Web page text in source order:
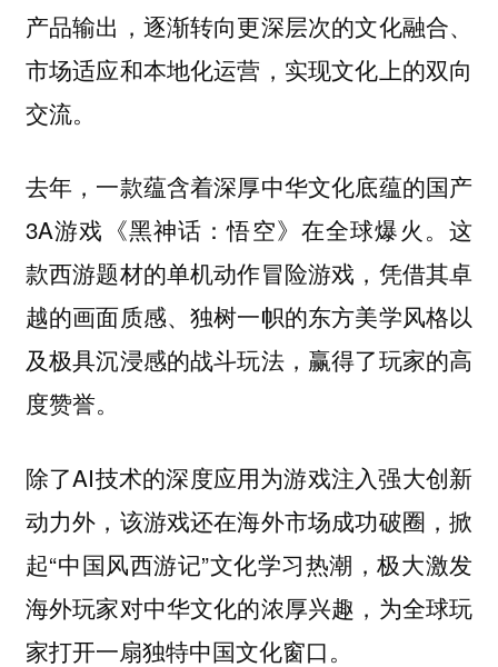
产品输出，逐渐转向更深层次的文化融合、
市场适应和本地化运营，实现文化上的双向
交流。
去年，一款蕴含着深厚中华文化底蕴的国产
3A游戏《黑神话：悟空》在全球爆火。这
款西游题材的单机动作冒险游戏，凭借其卓
越的画面质感、独树一帜的东方美学风格以
及极具沉浸感的战斗玩法，赢得了玩家的高
度赞誉。
除了AI技术的深度应用为游戏注入强大创新
动力外，该游戏还在海外市场成功破圈，掀
起“中国风西游记”文化学习热潮，极大激发
海外玩家对中华文化的浓厚兴趣，为全球玩
家打开一扇独特中国文化窗口。